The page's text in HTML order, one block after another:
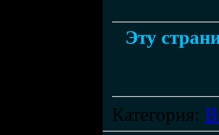
Эту
Категория: